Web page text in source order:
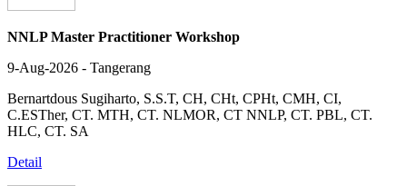
NNLP Master Practitioner Workshop
9-Aug-2026 - Tangerang
Bernartdous Sugiharto, S.S.T, CH, CHt, CPHt, CMH, CI,
C.ESTher, CT. MTH, CT. NLMOR, CT NNLP, CT. PBL, CT.
HLC, CT. SA
Detail